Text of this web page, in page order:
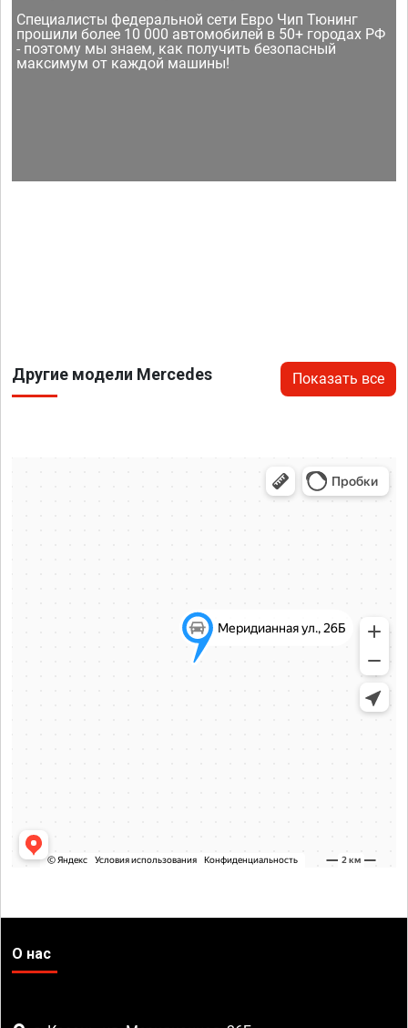
Специалисты федеральной сети Евро Чип Тюнинг
прошили более 10 000 автомобилей в 50+ городах РФ
- поэтому мы знаем, как получить безопасный
максимум от каждой машины!
Другие модели Mercedes Показать все
О нас